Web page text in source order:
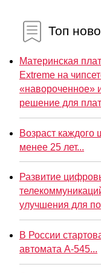
Топ
Материнская
Extreme на
«навороченное»
решение для
Возраст каждого
менее 25 лет...
Развитие
улучшения для
В России
автомата А-545...